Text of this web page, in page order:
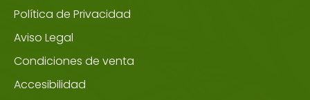
Política de Privacidad
Aviso Legal
Condiciones de venta
Accesibilidad